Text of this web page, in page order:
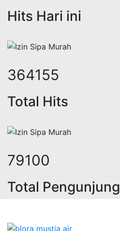
Hits Hari ini
480799
Total Hits
104846
Total Pengunjung